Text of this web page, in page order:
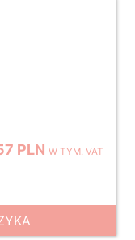
PLNW TYM. VAT